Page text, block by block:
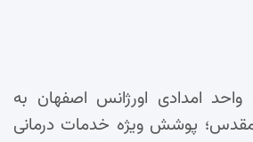
اعزام ۵ واحد امدادی اورژانس اصفهان به
پوشش ویژه خدمات درمانی